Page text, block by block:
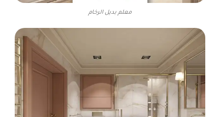
معلم بديل الرخام